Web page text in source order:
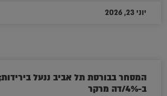
יוני 23, 2026
המסחר בבורסת תל אביב ננעל
ב-4%/דה מרקר